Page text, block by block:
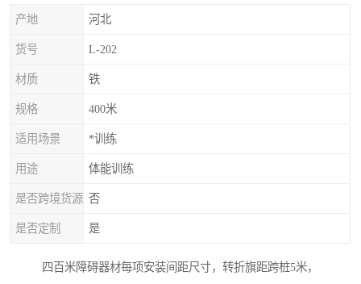
产地 河北
货号 L-202
材质 铁
规格 400米
适用场景 *训练
用途 体能训练
是否跨境货源 否
是否定制 是
四百米障碍器材每项安装间距尺寸，转折旗距跨桩5米，